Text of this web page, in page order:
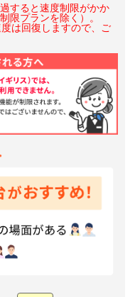
すると速度制限がかか
限プランを除く）。
は回復しますので、ご